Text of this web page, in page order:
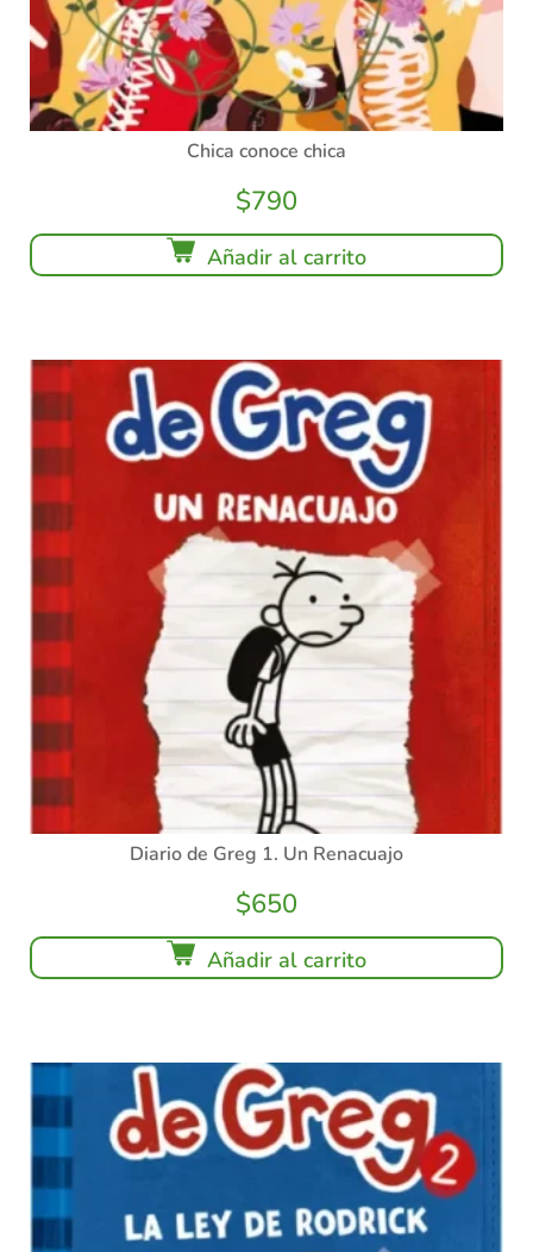
Chica conoce chica
$790
Añadir al carrito
Diario de Greg 1. Un Renacuajo
$650
Añadir al carrito